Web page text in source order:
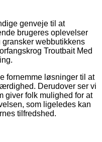
genveje til at
brugeres oplevelser
gransker webbutikkens
Troutbait Med
fornemme løsninger til at
Derudover ser vi
giver folk mulighed for at
som ligeledes kan
tilfredshed.